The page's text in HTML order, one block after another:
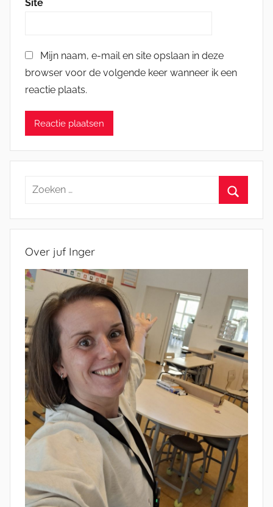
Site
Mijn naam, e-mail en site opslaan in deze
browser voor de volgende keer wanneer ik een
reactie plaats.
Zoeken
Over juf Inger